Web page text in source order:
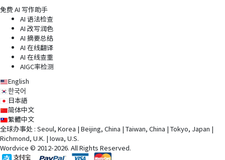
免费 AI 写作助手
AI 语法检查
AI 改写润色
AI 摘要总结
AI 在线翻译
AI 在线查重
AIGC率检测
English
한국어
日本語
简体中文
繁體中文
全球办事处 : Seoul, Korea | Beijing, China | Taiwan, China | Tokyo, Japan |
Richmond, U.K. | Iowa, U.S.
Wordvice © 2012-2026. All Rights Reserved.